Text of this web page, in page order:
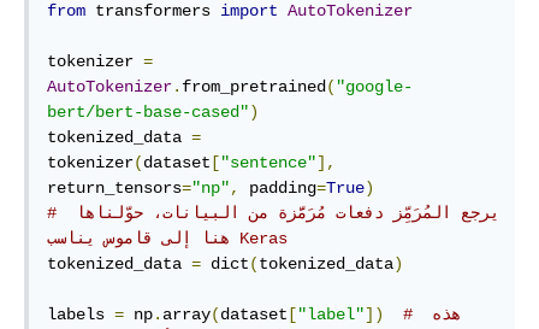
from transformers import AutoTokenizer
tokenizer =
AutoTokenizer. from_pretrained( "google-
bert/bert-base-cased")
tokenized_data =
tokenizer(dataset ["sentence"],
return_tensors="np", padding=True)
# يرجع المُرَمِّز دفعات مُرَمَّزة من البيانات، حوّلناها
هنا إلى قاموس يناسب Keras
tokenized_data = dict(tokenized_data)
labels = np. array(dataset ["label"])
# هذه